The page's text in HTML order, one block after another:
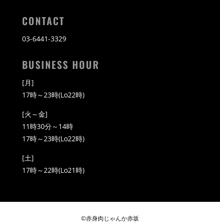
CONTACT
03-6441-3329
BUSINESS HOUR
[月]
17時～23時(Lo22時)
[火～金]
11時30分～14時
17時～23時(Lo22時)
[土]
17時～22時(Lo21時)
©赤身肉じゃんか赤坂